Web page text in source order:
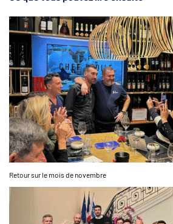
Retour sur le mois de novembre